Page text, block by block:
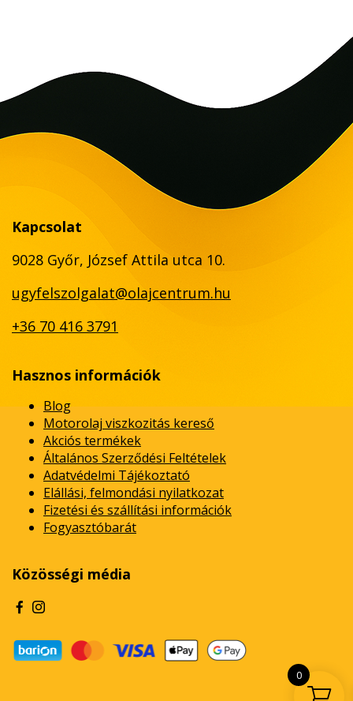
Kapcsolat
9028 Győr, József Attila utca 10.
ugyfelszolgalat@olajcentrum.hu
+36 70 416 3791
Hasznos információk
Blog
Motorolaj viszkozitás kereső
Akciós termékek
Általános Szerződési Feltételek
Adatvédelmi Tájékoztató
Elállási, felmondási nyilatkozat
Fizetési és szállítási információk
Fogyasztóbarát
Közösségi média
0